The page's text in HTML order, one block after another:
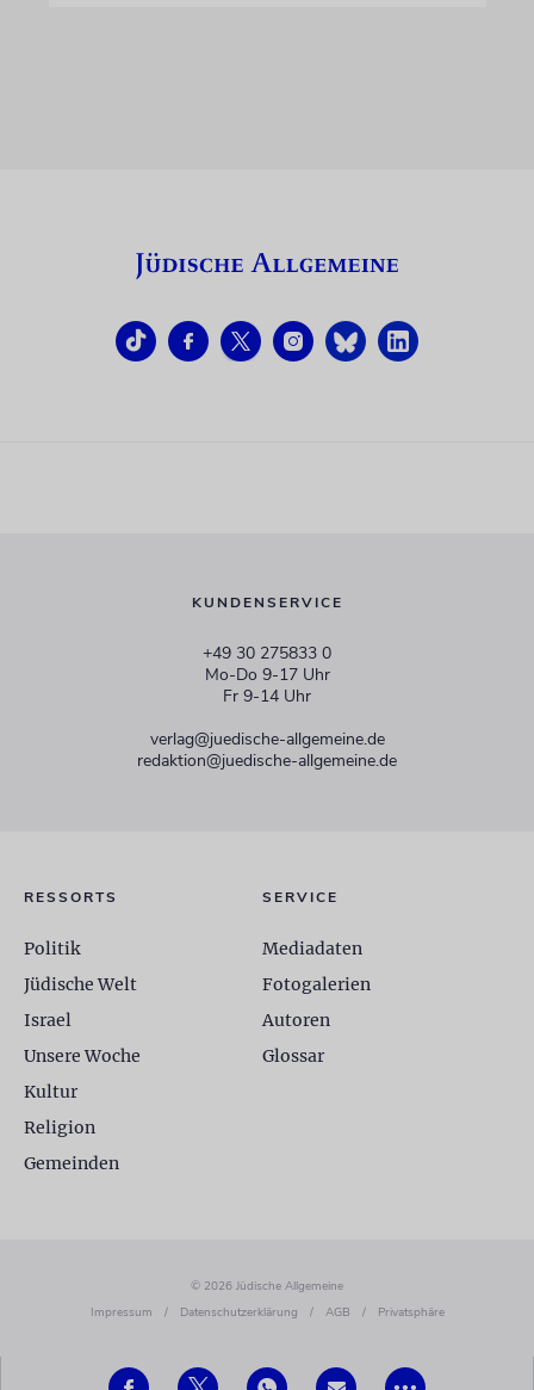
KUNDENSERVICE
+49 30 275833 0
Mo-Do 9-17 Uhr
Fr 9-14 Uhr
verlag@juedische-allgemeine.de
redaktion@juedische-allgemeine.de
RESSORTS
Politik
Jüdische Welt
Israel
Unsere Woche
Kultur
Religion
Gemeinden
SERVICE
Mediadaten
Fotogalerien
Autoren
Glossar
© 2026 Jüdische Allgemeine
Impressum
/ Datenschutzerklärung / AGB / Privatsphäre